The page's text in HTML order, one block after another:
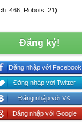
466, Robots: 21)
Đăng ký!
Đăng nhập với Facebook
Đăng nhập với Twitter
Đăng nhập với VK
Đăng nhập với Google